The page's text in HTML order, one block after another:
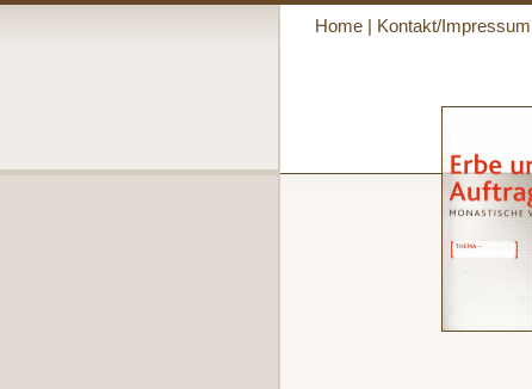
Home| Kontakt/Impressum